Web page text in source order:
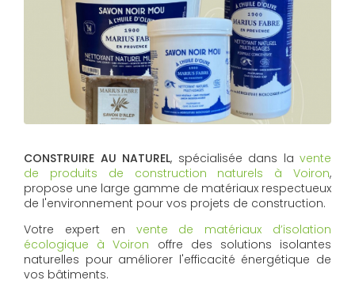
CONSTRUIRE AU NATUREL, spécialisée dans la vente
de produits de construction naturels à Voiron,
propose une large gamme de matériaux respectueux
de l'environnement pour vos projets de construction.
Votre expert en vente de matériaux d’isolation
écologique à Voiron offre des solutions isolantes
naturelles pour améliorer l'efficacité énergétique de
vos bâtiments.